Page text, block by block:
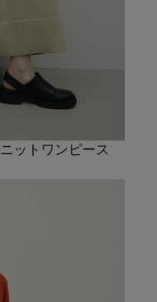
ットワンピース